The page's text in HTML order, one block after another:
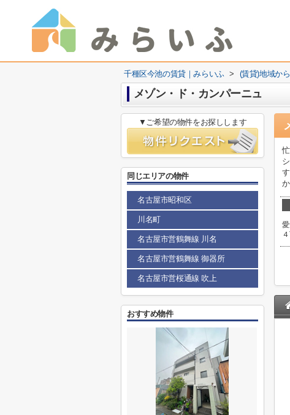
千種区今池の賃貸｜みらいふ > (賃貸)地域か
メゾン・ド・カンパーニュ
▼ご希望の物件をお探しします
同じエリアの物件
名古屋市昭和区
川名町
名古屋市営鶴舞線 川名
名古屋市営鶴舞線 御器所
名古屋市営桜通線 吹上
おすすめ物件